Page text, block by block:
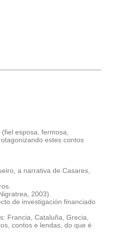
esposa, fermosa,
estes contos
a narrativa de Casares,
2003).
de investigación financiado
Francia, Cataluña, Grecia,
contos e lendas, do que é